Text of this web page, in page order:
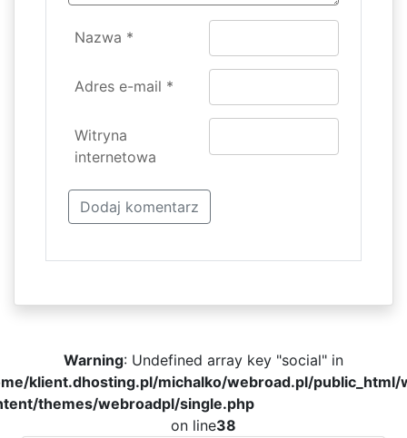
Nazwa *
Adres e-mail *
Witryna
internetowa
Warning: Undefined array key "social" in
klient.dhosting.pl/michalko/webroad.pl/public_html/
themes/webroadpl/single.php
on line38